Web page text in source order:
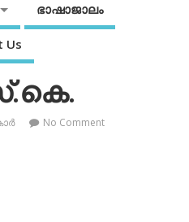
ഭാഷാജാലം
Us
No Comment